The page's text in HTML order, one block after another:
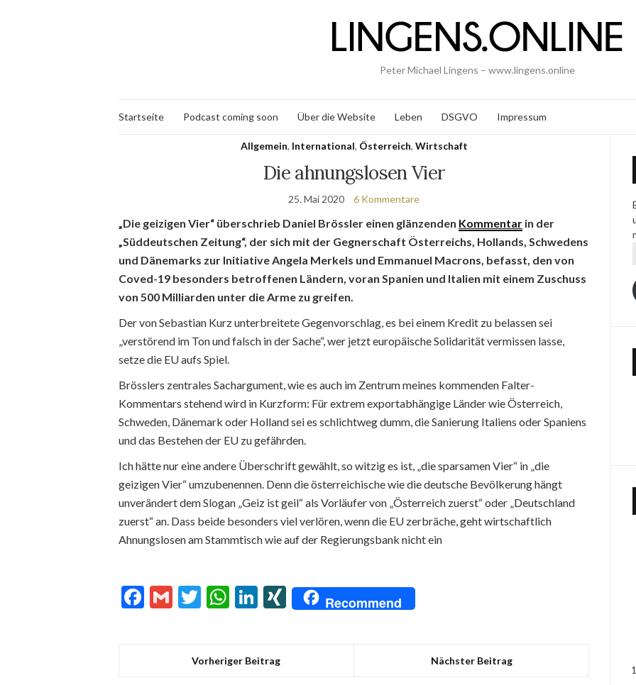
Peter Michael Lingens – www.lingens.online
Startseite Podcast coming soon Über die Website Leben DSGVO Impressum
Allgemein, International, Österreich, Wirtschaft
Die ahnungslosen Vier
25. Mai 2020 6 Kommentare
„Die geizigen Vier“ überschrieb Daniel Brössler einen glänzenden Kommentar in der
„Süddeutschen Zeitung“, der sich mit der Gegnerschaft Österreichs, Hollands, Schwedens
und Dänemarks zur Initiative Angela Merkels und Emmanuel Macrons, befasst, den von
Coved-19 besonders betroffenen Ländern, voran Spanien und Italien mit einem Zuschuss
von 500 Milliarden unter die Arme zu greifen.
Der von Sebastian Kurz unterbreitete Gegenvorschlag, es bei einem Kredit zu belassen sei
„verstörend im Ton und falsch in der Sache“, wer jetzt europäische Solidarität vermissen lasse,
setze die EU aufs Spiel.
Brösslers zentrales Sachargument, wie es auch im Zentrum meines kommenden Falter-
Kommentars stehend wird in Kurzform: Für extrem exportabhängige Länder wie Österreich,
Schweden, Dänemark oder Holland sei es schlichtweg dumm, die Sanierung Italiens oder Spaniens
und das Bestehen der EU zu gefährden.
Ich hätte nur eine andere Überschrift gewählt, so witzig es ist, „die sparsamen Vier“ in „die
geizigen Vier“ umzubenennen. Denn die österreichische wie die deutsche Bevölkerung hängt
unverändert dem Slogan „Geiz ist geil“ als Vorläufer von „Österreich zuerst“ oder „Deutschland
zuerst“ an. Dass beide besonders viel verlören, wenn die EU zerbräche, geht wirtschaftlich
Ahnungslosen am Stammtisch wie auf der Regierungsbank nicht ein
Facebook
GmailTwitter
WhatsApp
LinkedIn
XINGRecommend
Vorheriger Beitrag Nächster Beitrag